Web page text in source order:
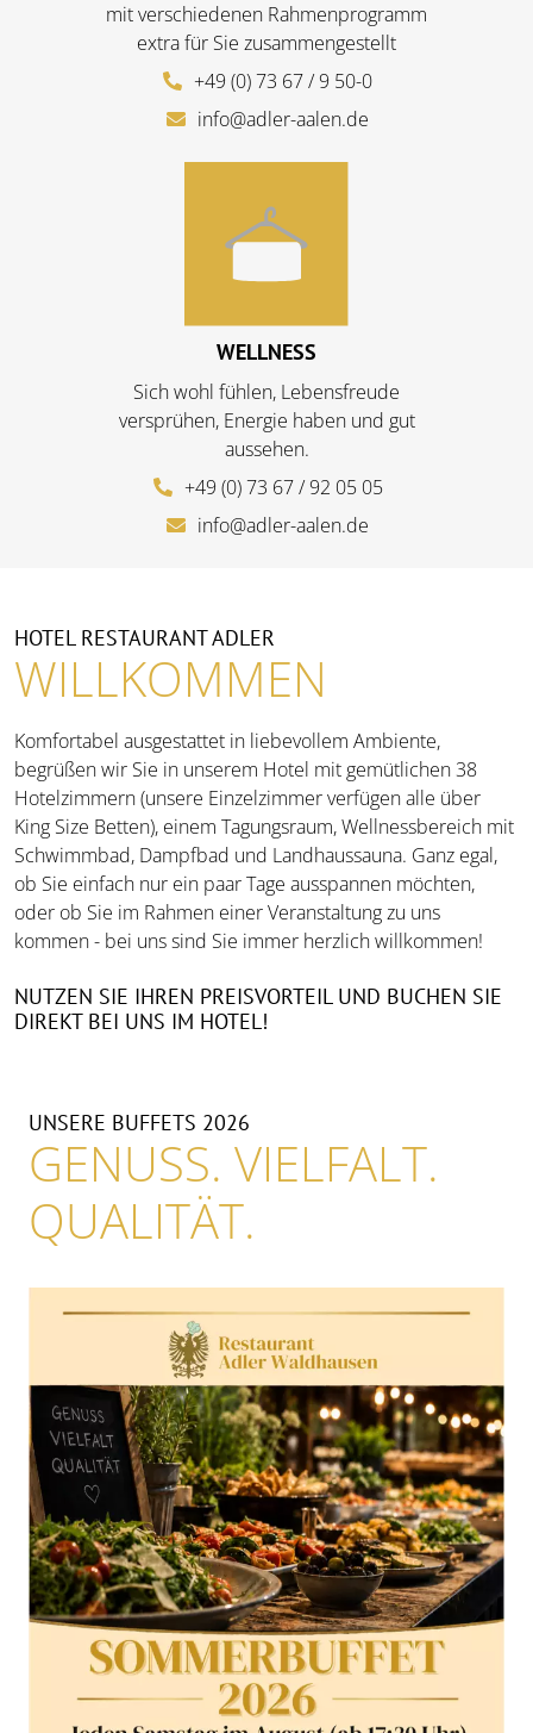
mit verschiedenen Rahmenprogramm
extra für Sie zusammengestellt
+49 (0) 73 67 / 9 50-0
info@adler-aalen.de
WELLNESS
Sich wohl fühlen, Lebensfreude
versprühen, Energie haben und gut
aussehen.
+49 (0) 73 67 / 92 05 05
info@adler-aalen.de
HOTEL RESTAURANT ADLER
WILLKOMMEN
Komfortabel ausgestattet in liebevollem Ambiente,
begrüßen wir Sie in unserem Hotel mit gemütlichen 38
Hotelzimmern (unsere Einzelzimmer verfügen alle über
King Size Betten), einem Tagungsraum, Wellnessbereich mit
Schwimmbad, Dampfbad und Landhaussauna. Ganz egal,
ob Sie einfach nur ein paar Tage ausspannen möchten,
oder ob Sie im Rahmen einer Veranstaltung zu uns
kommen - bei uns sind Sie immer herzlich willkommen!
NUTZEN SIE IHREN PREISVORTEIL UND BUCHEN SIE
DIREKT BEI UNS IM HOTEL!
UNSERE BUFFETS 2026
GENUSS. VIELFALT.
QUALITÄT.